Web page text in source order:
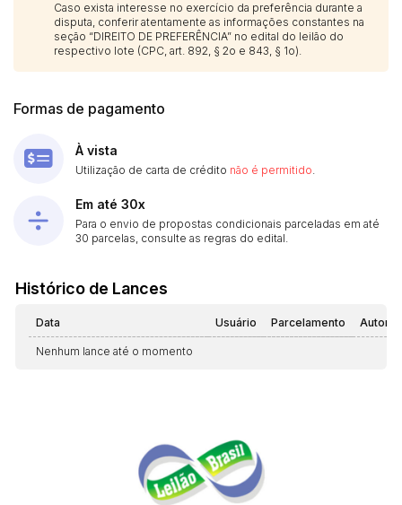
Caso exista interesse no exercício da preferência durante a
disputa, conferir atentamente as informações constantes na
seção “DIREITO DE PREFERÊNCIA” no edital do leilão do
respectivo lote (CPC, art. 892, § 2o e 843, § 1o).
Formas de pagamento
À vista
Utilização de carta de crédito não é permitido
Em até 30x
Para o envio de propostas condicionais parceladas em até
30 parcelas, consulte as regras do edital.
Histórico de Lances
Data Usuário Parcelamento
Nenhum lance até o momento